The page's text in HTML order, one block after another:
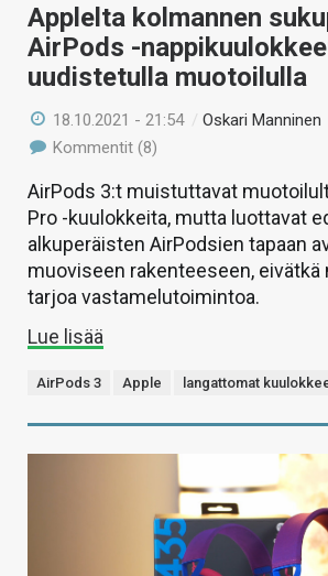
Applelta kolmannen
AirPods -
uudistetulla muotoilulla
18.10.2021 - 21:54 /Oskari Manninen
Kommentit (8)
AirPods 3:t muistuttavat
Pro -kuulokkeita, mutta luottavat
alkuperäisten AirPodsien tapaan
muoviseen rakenteeseen, eivätkä
tarjoa vastamelutoimintoa.
Lue lisää
AirPods 3 Apple langattomat